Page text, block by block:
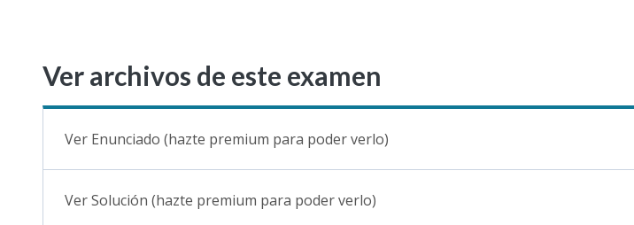
Ver archivos de este examen
Ver Enunciado (hazte premium para poder verlo)
Ver Solución (hazte premium para poder verlo)